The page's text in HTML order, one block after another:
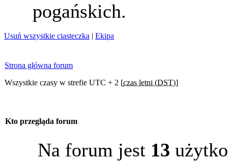
pogańskich.
Usuń wszystkie ciasteczka | Ekipa
Strona główna forum
Wszystkie czasy w strefie UTC + 2 [czas letni (DST)]
Kto przegląda forum
Na forum jest 13